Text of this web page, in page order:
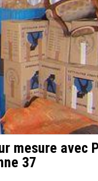
mesure avec
37